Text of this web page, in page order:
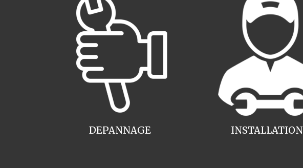
INSTALLATION
DEPANNAGE